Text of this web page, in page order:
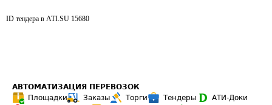
ID тендера в ATI.SU 15680
АВТОМАТИЗАЦИЯ ПЕРЕВОЗОК
Площадки
Заказы Торги Тендеры
АТИ-Доки